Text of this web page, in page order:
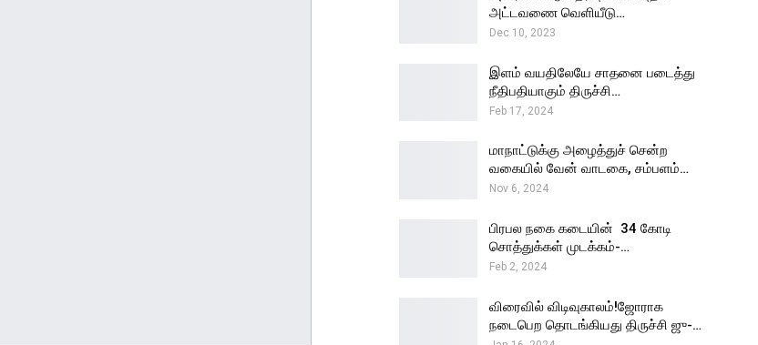
அட்டவணை வெளியீடு…
Dec 10, 2023
இளம் வயதிலேயே சாதனை படைத்து
நீதிபதியாகும் திருச்சி…
Feb 17, 2024
மாநாட்டுக்கு அழைத்துச் சென்ற
வகையில் வேன் வாடகை, சம்பளம்…
Nov 6, 2024
பிரபல நகை கடையின் ₹ 34 கோடி
சொத்துக்கள் முடக்கம்-…
Feb 2, 2024
விரைவில் விடிவுகாலம்!ஜோராக
நடைபெற தொடங்கியது திருச்சி ஜு-…